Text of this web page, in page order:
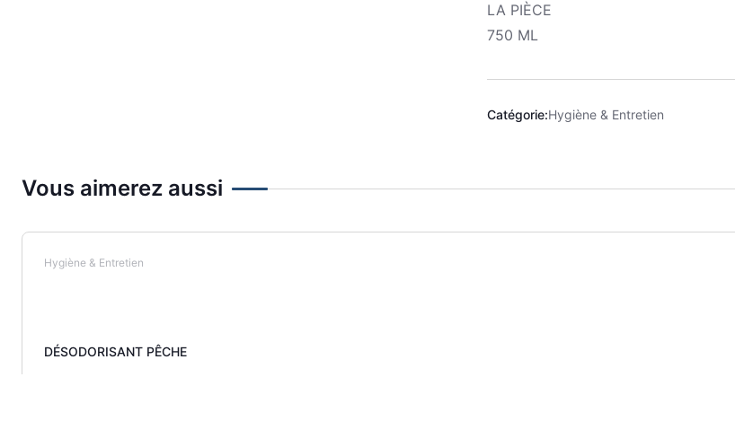
LA PIÈCE
750 ML
Catégorie:Hygiène & Entretien
Vous aimerez aussi
Hygiène & Entretien
DÉSODORISANT PÊCHE